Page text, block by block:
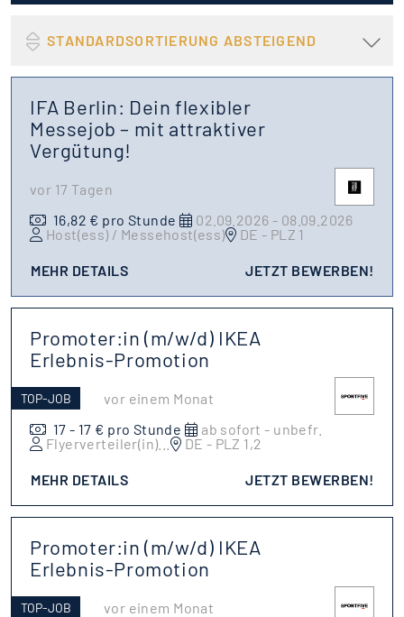
STANDARDSORTIERUNG ABSTEIGEND
IFA Berlin: Dein flexibler
Messejob – mit attraktiver
Vergütung!
vor 17 Tagen
16,82 € pro Stunde
02.09.2026 - 08.09.2026
Host(ess) / Messehost(ess)
DE - PLZ 1
MEHR DETAILS JETZT BEWERBEN!
Promoter:in (m/w/d) IKEA
Erlebnis-Promotion
TOP-JOB
vor einem Monat
17 - 17 € pro Stunde
ab sofort - unbefr.
Flyerverteiler(in)
DE - PLZ 1,2
MEHR DETAILS JETZT BEWERBEN!
Promoter:in (m/w/d) IKEA
Erlebnis-Promotion
TOP-JOB vor einem Monat